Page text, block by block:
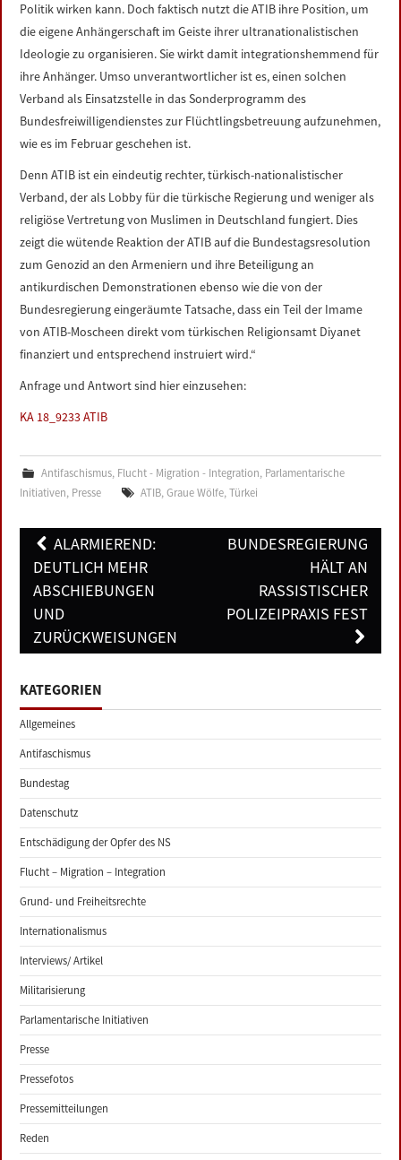
Politik wirken kann. Doch faktisch nutzt die ATIB ihre Position, um
die eigene Anhängerschaft im Geiste ihrer ultranationalistischen
Ideologie zu organisieren. Sie wirkt damit integrationshemmend für
ihre Anhänger. Umso unverantwortlicher ist es, einen solchen
Verband als Einsatzstelle in das Sonderprogramm des
Bundesfreiwilligendienstes zur Flüchtlingsbetreuung aufzunehmen,
wie es im Februar geschehen ist.
Denn ATIB ist ein eindeutig rechter, türkisch-nationalistischer
Verband, der als Lobby für die türkische Regierung und weniger als
religiöse Vertretung von Muslimen in Deutschland fungiert. Dies
zeigt die wütende Reaktion der ATIB auf die Bundestagsresolution
zum Genozid an den Armeniern und ihre Beteiligung an
antikurdischen Demonstrationen ebenso wie die von der
Bundesregierung eingeräumte Tatsache, dass ein Teil der Imame
von ATIB-Moscheen direkt vom türkischen Religionsamt Diyanet
finanziert und entsprechend instruiert wird.“
Anfrage und Antwort sind hier einzusehen:
KA 18_9233 ATIB
Antifaschismus, Flucht - Migration - Integration, Parlamentarische
Initiativen, Presse ATIB, Graue Wölfe, Türkei
Post
navigation
ALARMIEREND:
DEUTLICH MEHR
ABSCHIEBUNGEN
UND
ZURÜCKWEISUNGEN
BUNDESREGIERUNG
HÄLT AN
RASSISTISCHER
POLIZEIPRAXIS FEST
KATEGORIEN
Allgemeines
Antifaschismus
Bundestag
Datenschutz
Entschädigung der Opfer des NS
Flucht – Migration – Integration
Grund- und Freiheitsrechte
Internationalismus
Interviews/ Artikel
Militarisierung
Parlamentarische Initiativen
Presse
Pressefotos
Pressemitteilungen
Reden